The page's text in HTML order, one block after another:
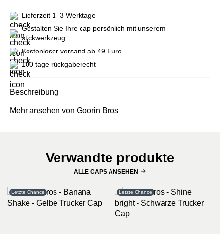
Lieferzeit 1–3 Werktage
Gestalten Sie Ihre cap persönlich mit unserem
stickwerkzeug
Kostenloser versand ab 49 Euro
100 tage rückgaberecht
Beschreibung
Mehr ansehen von Goorin Bros
Verwandte produkte
ALLE CAPS ANSEHEN
Letzte Chance Letzte Chance